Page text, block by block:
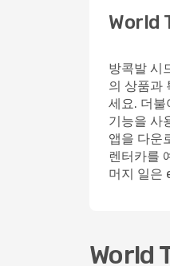
World
방콕발 시
의 상품과
세요. 더
기능을 사
앱을 다운
렌터카를
머지 일은
World